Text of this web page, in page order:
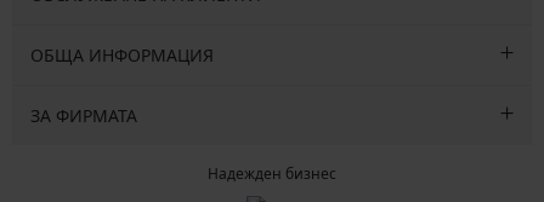
ОБЩА ИНФОРМАЦИЯ
ЗА ФИРМАТА
Надежден бизнес